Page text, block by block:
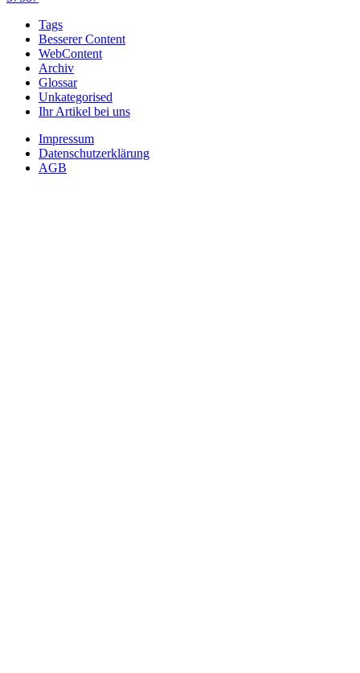
Tags
Besserer Content
WebContent
Archiv
Glossar
Unkategorised
Ihr Artikel bei uns
Impressum
Datenschutzerklärung
AGB